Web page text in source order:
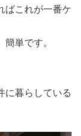
ばこれが一番ケ
単です。
に暮らしている